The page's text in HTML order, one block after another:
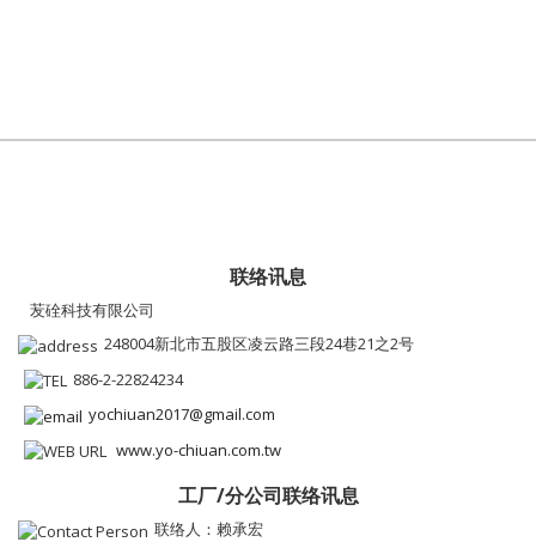
联络讯息
苃硂科技有限公司
248004新北市五股区凌云路三段24巷21之2号
886-2-22824234
yochiuan2017@gmail.com
www.yo-chiuan.com.tw
工厂/分公司联络讯息
联络人：赖承宏